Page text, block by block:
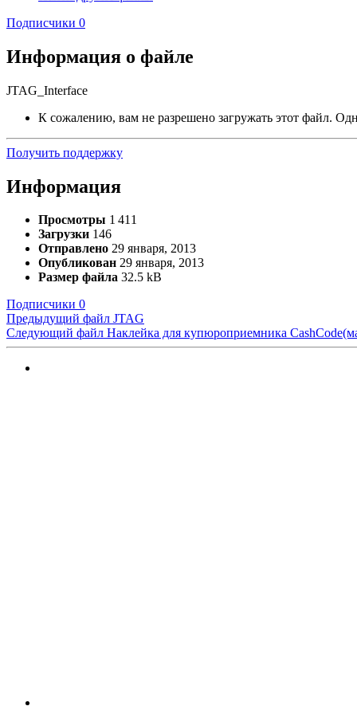
Подписчики 0
Информация о файле
JTAG_Interface
К сожалению, вам не разрешено загружать этот файл.
Получить поддержку
Информация
Просмотры 1 411
Загрузки 146
Отправлено 29 января, 2013
Опубликован 29 января, 2013
Размер файла 32.5 kB
Подписчики 0
Предыдущий файл JTAG
Следующий файл Наклейка для купюроприемника